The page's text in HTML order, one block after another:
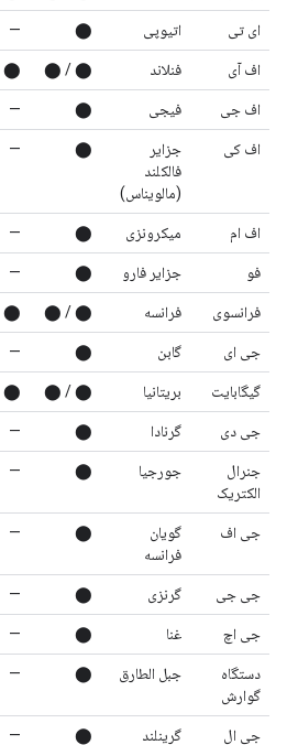
ای تی اتیوپی ⬤
—
اف آی فنلاند ⬤ / ⬤
⬤
اف جی فیجی ⬤
—
اف کی
جزایر
فالکلند
(مالویناس)
⬤
—
اف ام میکرونزی ⬤
—
فو جزایر فارو ⬤
—
فرانسوی فرانسه ⬤ / ⬤
⬤
جی ای گابن ⬤
—
گیگابایت بریتانیا ⬤ / ⬤
⬤
جی دی گرنادا ⬤
—
جنرال
الکتریک
جورجیا ⬤
—
جی اف
گویان
فرانسه
⬤
—
جی جی گرنزی ⬤
—
جی اچ غنا ⬤
—
دستگاه
گوارش
جبل الطارق ⬤
—
جی ال گرینلند ⬤
—